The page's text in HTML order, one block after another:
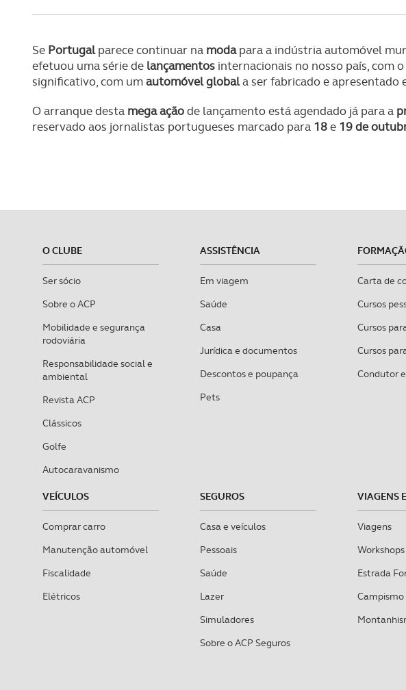
Se Portugalparece continuar na modapara a indústria automóvel
efetuou uma série de lançamentos internacionais no nosso país, com o
significativo, com umautomóvel globala ser fabricado e apresentado
O arranque desta mega açãode lançamento está agendado já para a
reservado aos jornalistas portugueses marcado para 18e 19 de
O CLUBE
Ser sócio
Sobre o ACP
Mobilidade e segurança
rodoviária
Responsabilidade social e
ambiental
Revista ACP
Clássicos
Golfe
Autocaravanismo
ASSISTÊNCIA
Em viagem
Saúde
Casa
Jurídica e documentos
Descontos e poupança
Pets
Carta de
Cursos
Cursos
Cursos
Condutor
VEÍCULOS
Comprar carro
Manutenção automóvel
Fiscalidade
Elétricos
SEGUROS
Casa e veículos
Pessoais
Saúde
Lazer
Simuladores
Sobre o ACP Seguros
VIAGENS
Viagens
Estrada
Campismo